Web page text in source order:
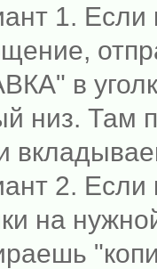
1.
в
низ. Там
2. Если
на